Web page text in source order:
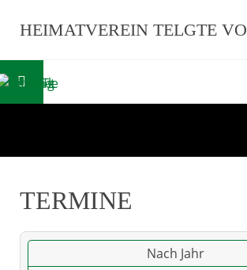
HEIMATVEREIN TELGTE
TERMINE
Nach Jahr